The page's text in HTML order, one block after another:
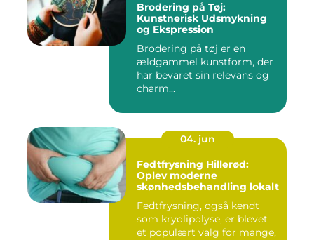
Brodering på Tøj:
Kunstnerisk Udsmykning
og Ekspression
Brodering på tøj er en
ældgammel kunstform, der
har bevaret sin relevans og
charm...
04. jun
Fedtfrysning Hillerød:
Oplev moderne
skønhedsbehandling lokalt
Fedtfrysning, også kendt
som kryolipolyse, er blevet
et populært valg for mange,